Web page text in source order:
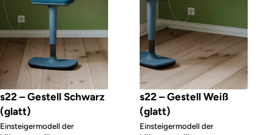
s22 – Gestell Schwarz
(glatt)
Einsteigermodell der
s22 – Gestell Weiß
(glatt)
Einsteigermodell der